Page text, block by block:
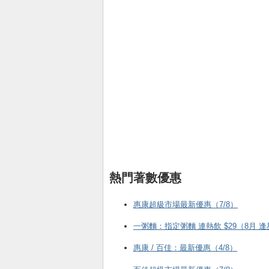
熱門著數優惠
惠康超級市場最新優惠（7/8）
一粥麵：指定粥麵 連熱飲 $29（8月 逢
惠康 / 百佳：最新優惠（4/8）